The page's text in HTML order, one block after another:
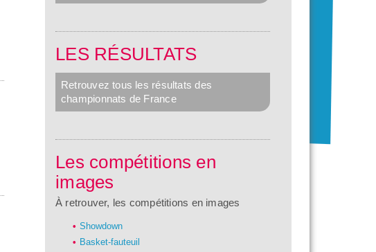
LES RÉSULTATS
Retrouvez tous les résultats des
championnats de France
Les compétitions en
images
À retrouver, les compétitions en images
Showdown
Basket-fauteuil